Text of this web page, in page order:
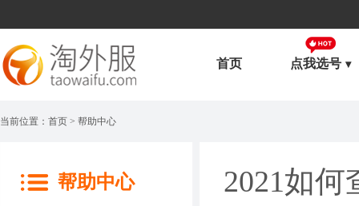
首页 点我选号
当前位置： 首页 > 帮助中心
帮助中心 2021如